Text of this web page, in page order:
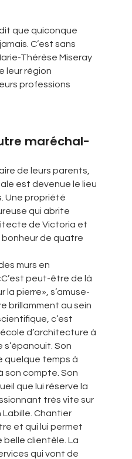
que quiconque
C’est sans
Thérèse Miseray
leur région
professions
maréchal-
de leurs parents,
est devenue le lieu
Une propriété
qui abrite
de Victoria et
bonheur de quatre
murs en
peut-être de là
la pierre», s’amuse-
brillamment au sein
c’est
d’architecture à
s’épanouit. Son
quelque temps à
son compte. Son
que lui réserve la
très vite sur
Chantier
et qui lui permet
belle clientèle. La
qui vont de